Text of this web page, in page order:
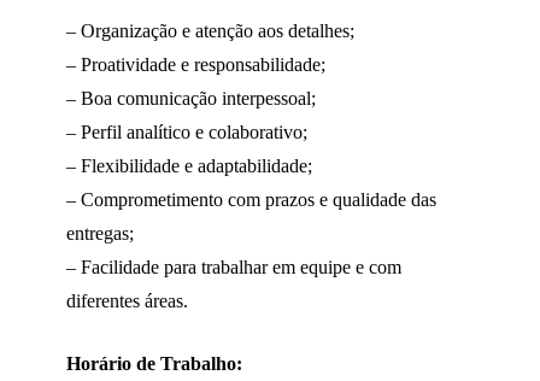
– Organização e atenção aos detalhes;
– Proatividade e responsabilidade;
– Boa comunicação interpessoal;
– Perfil analítico e colaborativo;
– Flexibilidade e adaptabilidade;
– Comprometimento com prazos e qualidade das
entregas;
– Facilidade para trabalhar em equipe e com
diferentes áreas.
Horário de Trabalho: